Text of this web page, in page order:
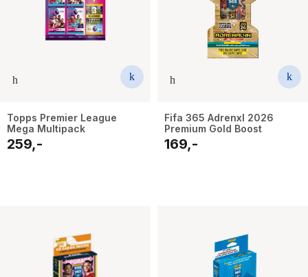
Topps Premier League
Mega Multipack
259,-
Fifa 365 Adrenxl 2026
Premium Gold Boost
169,-